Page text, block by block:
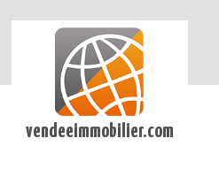
vendeeimmobilier.com